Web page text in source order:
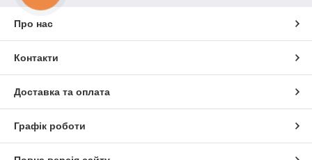
Про нас
Контакти
Доставка та оплата
Графік роботи